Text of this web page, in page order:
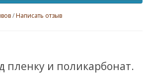
/Написать отзыв
пленку и поликарбонат.